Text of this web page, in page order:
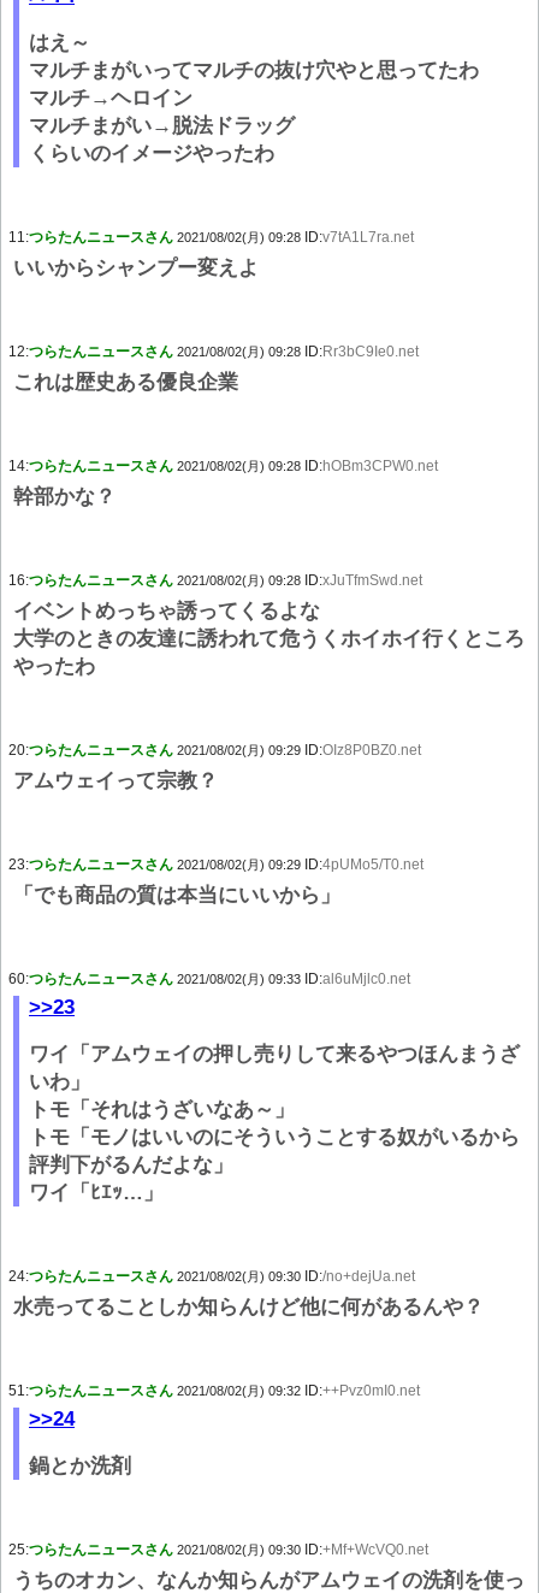
はえ～
マルチまがいってマルチの抜け穴やと思ってたわ
マルチ→ヘロイン
マルチまがい→脱法ドラッグ
くらいのイメージやったわ
11:つらたんニュースさん 2021/08/02(月) 09:28 ID:v7tA1L7ra.net
いいからシャンプー変えよ
12:つらたんニュースさん 2021/08/02(月) 09:28 ID:Rr3bC9Ie0.net
これは歴史ある優良企業
14:つらたんニュースさん 2021/08/02(月) 09:28 ID:hOBm3CPW0.net
幹部かな？
16:つらたんニュースさん 2021/08/02(月) 09:28 ID:xJuTfmSwd.net
イベントめっちゃ誘ってくるよな
大学のときの友達に誘われて危うくホイホイ行くところ
やったわ
20:つらたんニュースさん 2021/08/02(月) 09:29 ID:OIz8P0BZ0.net
アムウェイって宗教？
23:つらたんニュースさん 2021/08/02(月) 09:29 ID:4pUMo5/T0.net
「でも商品の質は本当にいいから」
60:つらたんニュースさん 2021/08/02(月) 09:33 ID:al6uMjlc0.net
>>23
ワイ「アムウェイの押し売りして来るやつほんまうざ
いわ」
トモ「それはうざいなあ～」
トモ「モノはいいのにそういうことする奴がいるから
評判下がるんだよな」
ワイ「ﾋｴｯ…」
24:つらたんニュースさん 2021/08/02(月) 09:30 ID:/no+dejUa.net
水売ってることしか知らんけど他に何があるんや？
51:つらたんニュースさん 2021/08/02(月) 09:32 ID:++Pvz0mI0.net
>>24
鍋とか洗剤
25:つらたんニュースさん 2021/08/02(月) 09:30 ID:+Mf+WcVQ0.net
うちのオカン、なんか知らんがアムウェイの洗剤を使っ